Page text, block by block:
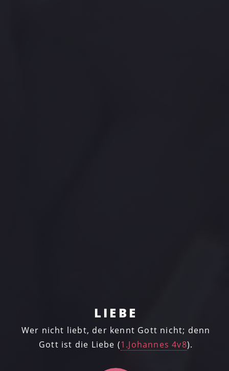
LIEBE
Wer nicht liebt, der kennt Gott nicht; denn
Gott ist die Liebe (1.Johannes 4v8).